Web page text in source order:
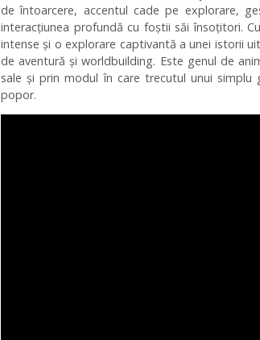
de întoarcere, accentul cade pe explorare,
interacțiunea profundă cu foștii săi însoțitori.
intense și o explorare captivantă a unei istorii
de aventură și worldbuilding. Este genul de
sale și prin modul în care trecutul unui simplu
popor.